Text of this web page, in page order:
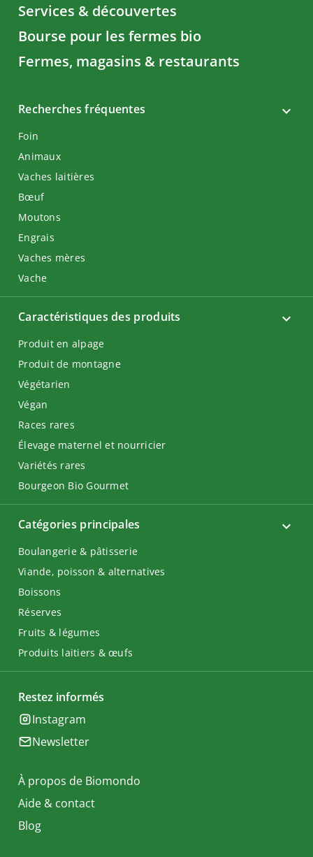
Services & découvertes
Bourse pour les fermes bio
Fermes, magasins & restaurants
Recherches fréquentes
Foin
Animaux
Vaches laitières
Bœuf
Moutons
Engrais
Vaches mères
Vache
Catégories principales
Boulangerie & pâtisserie
Viande, poisson & alternatives
Boissons
Réserves
Fruits & légumes
Produits laitiers & œufs
Caractéristiques des produits
Produit en alpage
Produit de montagne
Végétarien
Végan
Races rares
Élevage maternel et nourricier
Variétés rares
Bourgeon Bio Gourmet
Restez informés
Instagram
Newsletter
À propos de Biomondo
Aide & contact
Blog